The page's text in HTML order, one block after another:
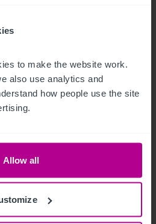
to make the website work.
also use analytics and
how people use the site
Allow all
Beratung
Bewertung